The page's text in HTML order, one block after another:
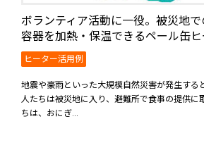
ボランティア活動に一役。被災地
容器を加熱・保温できるペール缶ヒ
ヒーター活用例
地震や豪雨といった大規模自然災害が発生する
人たちは被災地に入り、避難所で食事の提供に
ちは、おにぎ...